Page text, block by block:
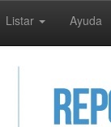
Listar Ayuda